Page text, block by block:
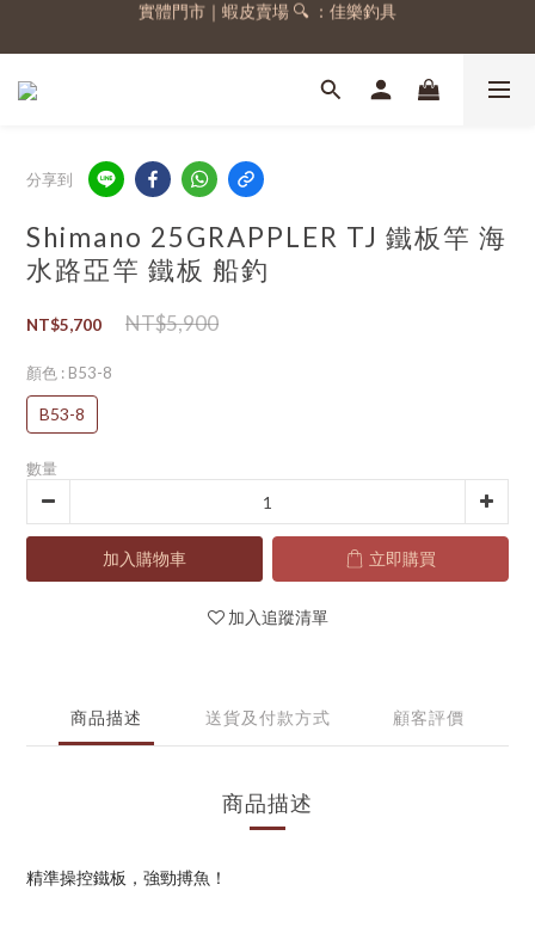
註冊會員，送 50 元購物金
註冊會員，送 50 元購物金
分享到
Shimano 25GRAPPLER TJ 鐵板竿 海
水路亞竿 鐵板 船釣
NT$5,900
NT$5,700
顏色 : B53-8
B53-8
數量
加入購物車 立即購買
加入追蹤清單
商品描述 送貨及付款方式 顧客評價
商品描述
精準操控鐵板，強勁搏魚！